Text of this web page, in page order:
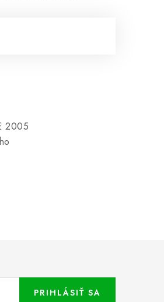
2005
PRIHLÁSIŤ SA